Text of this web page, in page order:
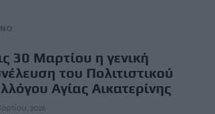
30 Μαρτίου η γενική
του Πολιτιστικού
Αγίας Αικατερίνης
2026